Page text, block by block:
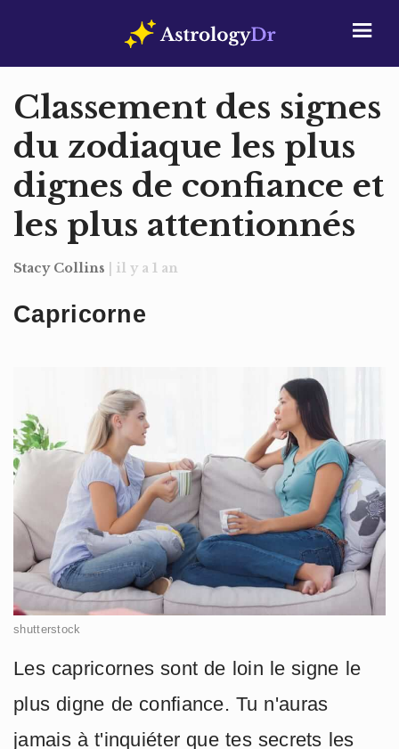
Classement des signes
du zodiaque les plus
dignes de confiance et
les plus attentionnés
Stacy Collins | il y a 1 an
Capricorne
shutterstock
Les capricornes sont de loin le signe le
plus digne de confiance. Tu n'auras
jamais à t'inquiéter que tes secrets les